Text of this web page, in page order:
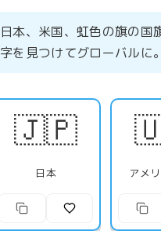
日本、米国、虹色の旗の国
字を見つけてグローバルに。
🇯🇵
日本 アメ